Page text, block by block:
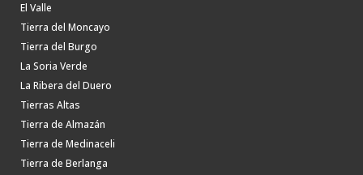
El Valle
Tierra del Moncayo
Tierra del Burgo
La Soria Verde
La Ribera del Duero
Tierras Altas
Tierra de Almazán
Tierra de Medinaceli
Tierra de Berlanga